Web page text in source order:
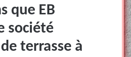
que EB
société
terrasse à